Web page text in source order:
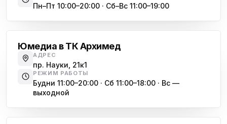
Пн–Пт 10:00–20:00 · Сб–Вс 11:00–19:00
Юмедиа в ТК Архимед
АДРЕС
пр. Науки, 21к1
РЕЖИМ РАБОТЫ
Будни 11:00–20:00 · Сб 11:00–18:00 · Вс —
выходной